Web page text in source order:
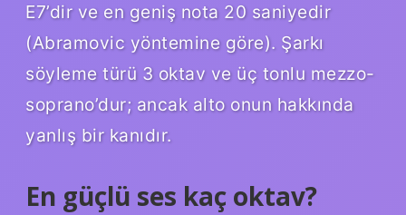
E7’dir ve en geniş nota 20 saniyedir
(Abramovic yöntemine göre). Şarkı
söyleme türü 3 oktav ve üç tonlu mezzo-
soprano’dur; ancak alto onun hakkında
yanlış bir kanıdır.
En güçlü ses kaç oktav?